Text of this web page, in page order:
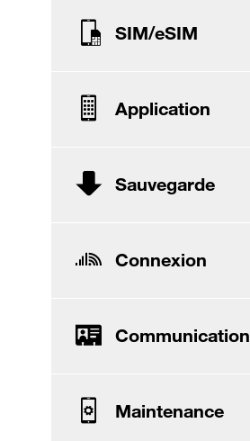
SIM/eSIM
Application
Sauvegarde
Connexion
Communication
Maintenance